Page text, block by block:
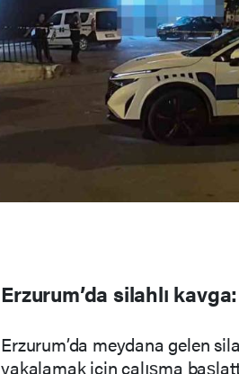
Erzurum’da silahlı
Erzurum’da meydana gelen
yakalamak için çalışma